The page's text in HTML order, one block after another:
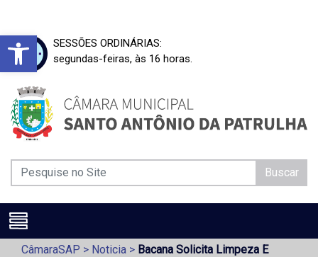
Barra de Ferramentas Aberta
SESSÕES ORDINÁRIAS:
segundas-feiras, às 16 horas.
Buscar
CâmaraSAP > Noticia > Bacana Solicita Limpeza E